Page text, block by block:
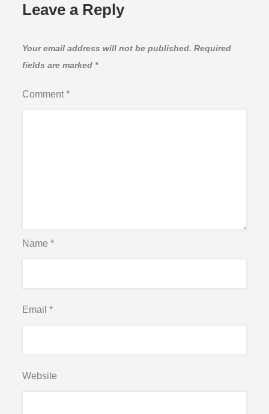
Leave a Reply
Your email address will not be published. Required
fields are marked *
Comment*
Name*
Email*
Website